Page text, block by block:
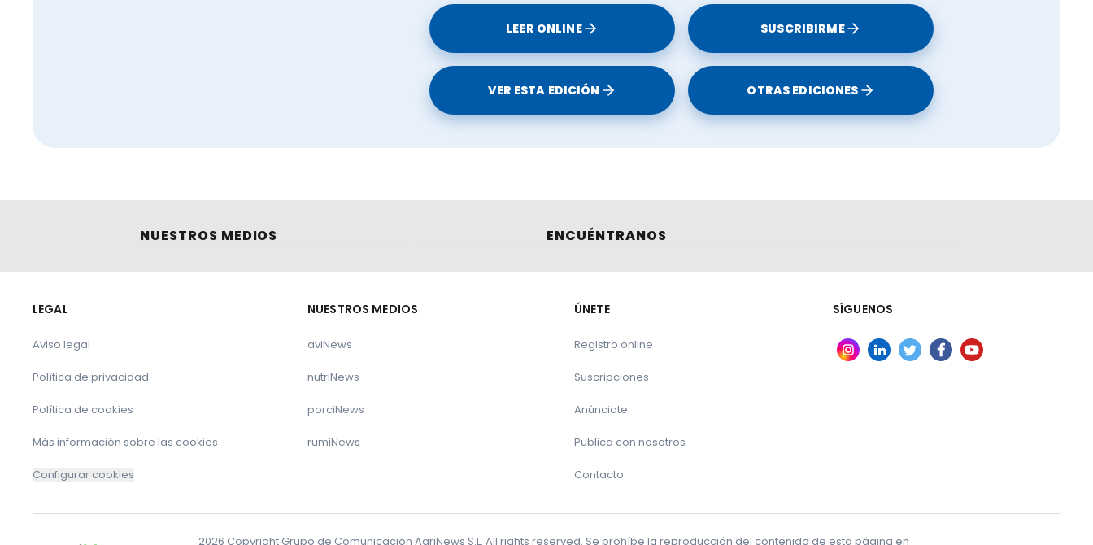
LEER ONLINE SUSCRIBIRME
VER ESTA EDICIÓN OTRAS EDICIONES
NUESTROS MEDIOS ENCUÉNTRANOS
LEGAL
Aviso legal
Política de privacidad
Política de cookies
Más información sobre las cookies
Configurar cookies
NUESTROS MEDIOS
aviNews
nutriNews
porciNews
rumiNews
ÚNETE
Registro online
Suscripciones
Anúnciate
Publica con nosotros
Contacto
SÍGUENOS
2026 Copyright Grupo de Comunicación AgriNews S.L. All rights reserved. Se prohíbe la reproducción del contenido de esta página en